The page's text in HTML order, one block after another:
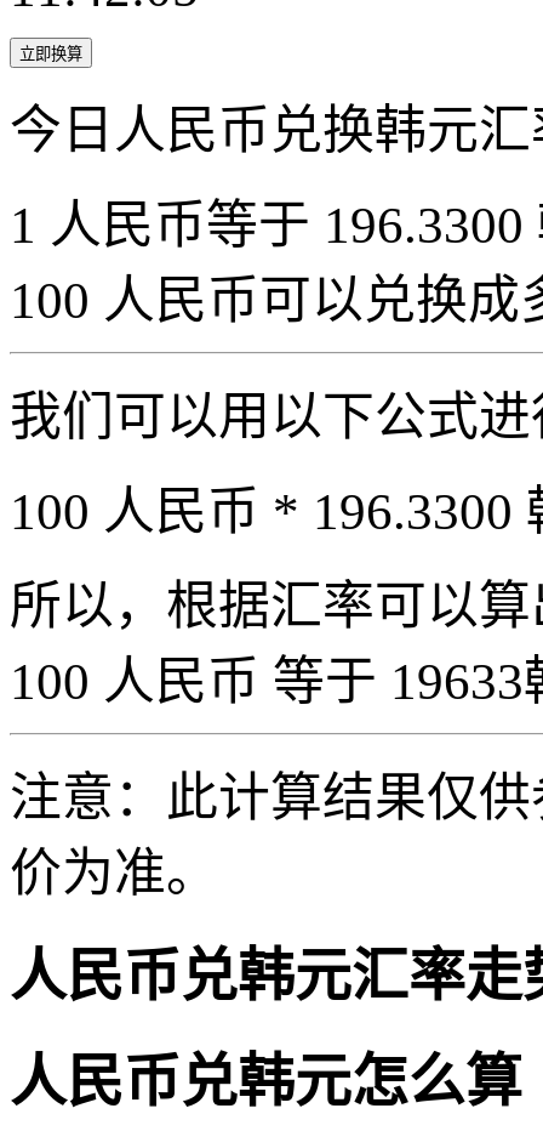
立即换算
今日人民币兑换韩元
1 人民币等于
100 人民币可以兑换成
我们可以用以下公式
100 人民币 * 196.3300
所以，根据汇率可以
100 人民币 等于
注意：此计算结果仅
价为准。
人民币兑韩元汇率走
人民币兑韩元怎么算